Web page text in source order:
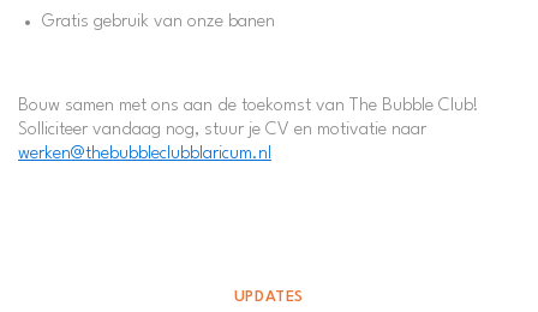
Gratis gebruik van onze banen
Bouw samen met ons aan de toekomst van The Bubble Club!
Solliciteer vandaag nog, stuur je CV en motivatie naar
werken@thebubbleclubblaricum.nl
UPDATES